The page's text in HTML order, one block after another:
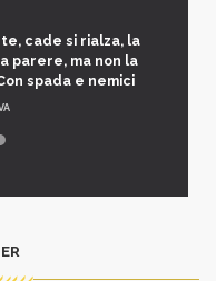
cade si rialza, la
parere, ma non la
spada e nemici